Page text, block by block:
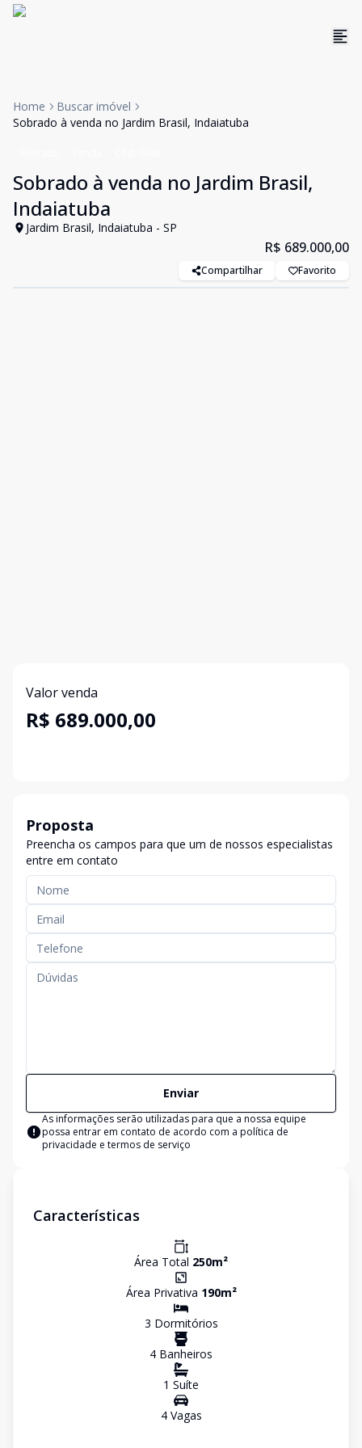
Home
Buscar imóvel
Sobrado à venda no Jardim Brasil, Indaiatuba
Sobrado à venda no Jardim Brasil,
Indaiatuba
Jardim Brasil, Indaiatuba - SP
R$ 689.000,00
Compartilhar Favorito
Valor venda
R$ 689.000,00
Proposta
Preencha os campos para que um de nossos especialistas
entre em contato
Enviar
As informações serão utilizadas para que a nossa equipe
possa entrar em contato de acordo com a política de
privacidade e termos de serviço
Características
Área Total 250m²
Área Privativa 190m²
3 Dormitórios
4 Banheiros
1 Suíte
4Vagas